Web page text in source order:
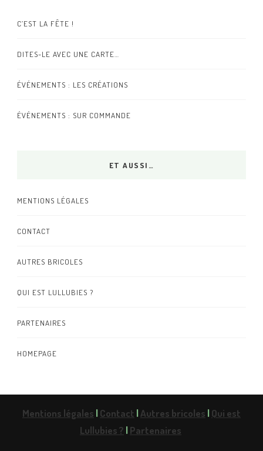
C’EST LA FÊTE !
DITES-LE AVEC UNE CARTE…
ÉVÉNEMENTS : LES CRÉATIONS
ÉVÉNEMENTS : SUR COMMANDE
ET AUSSI…
MENTIONS LÉGALES
CONTACT
AUTRES BRICOLES
QUI EST LULLUBIES ?
PARTENAIRES
HOMEPAGE
Mentions légales |Contact |Autres bricoles |Qui est
Lullubies ? |Partenaires